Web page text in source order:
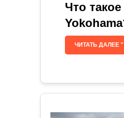
Что
ЧИТАТЬ ДАЛЕЕ "